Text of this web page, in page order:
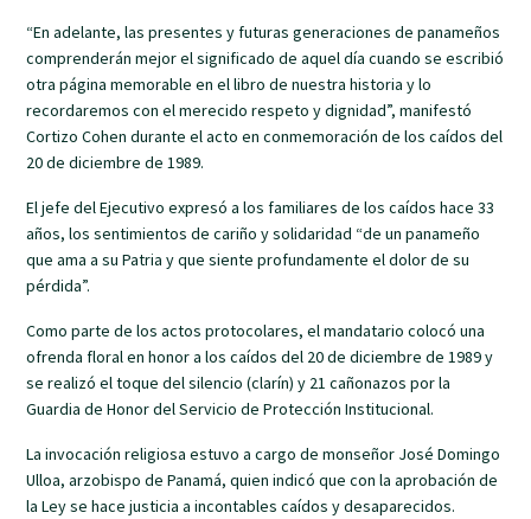
“En adelante, las presentes y futuras generaciones de panameños
comprenderán mejor el significado de aquel día cuando se escribió
otra página memorable en el libro de nuestra historia y lo
recordaremos con el merecido respeto y dignidad”, manifestó
Cortizo Cohen durante el acto en conmemoración de los caídos del
20 de diciembre de 1989.
El jefe del Ejecutivo expresó a los familiares de los caídos hace 33
años, los sentimientos de cariño y solidaridad “de un panameño
que ama a su Patria y que siente profundamente el dolor de su
pérdida”.
Como parte de los actos protocolares, el mandatario colocó una
ofrenda floral en honor a los caídos del 20 de diciembre de 1989 y
se realizó el toque del silencio (clarín) y 21 cañonazos por la
Guardia de Honor del Servicio de Protección Institucional.
La invocación religiosa estuvo a cargo de monseñor José Domingo
Ulloa, arzobispo de Panamá, quien indicó que con la aprobación de
la Ley se hace justicia a incontables caídos y desaparecidos.